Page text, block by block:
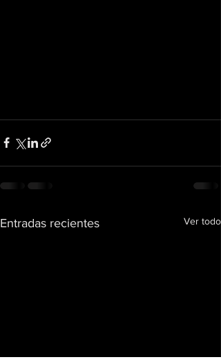
Entradas recientes Ver todo